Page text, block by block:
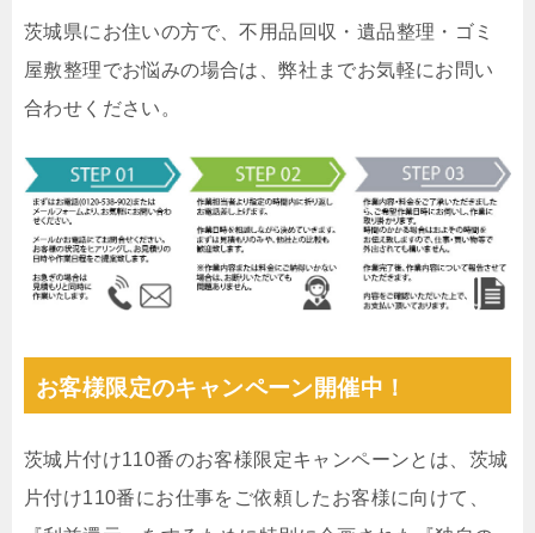
茨城県にお住いの方で、不用品回収・遺品整理・ゴミ
屋敷整理でお悩みの場合は、弊社までお気軽にお問い
合わせください。
お客様限定のキャンペーン開催中！
茨城片付け110番のお客様限定キャンペーンとは、茨城
片付け110番にお仕事をご依頼したお客様に向けて、